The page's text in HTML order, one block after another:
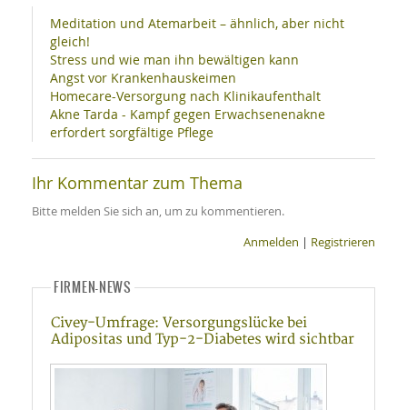
Meditation und Atemarbeit – ähnlich, aber nicht
gleich!
Stress und wie man ihn bewältigen kann
Angst vor Krankenhauskeimen
Homecare-Versorgung nach Klinikaufenthalt
Akne Tarda - Kampf gegen Erwachsenenakne
erfordert sorgfältige Pflege
Ihr Kommentar zum Thema
Bitte melden Sie sich an, um zu kommentieren.
Anmelden | Registrieren
FIRMEN-NEWS
Civey-Umfrage: Versorgungslücke bei
Adipositas und Typ-2-Diabetes wird sichtbar